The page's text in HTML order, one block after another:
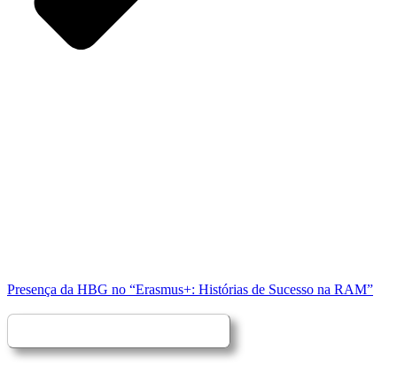
Presença da HBG no “Erasmus+: Histórias de Sucesso na RAM”